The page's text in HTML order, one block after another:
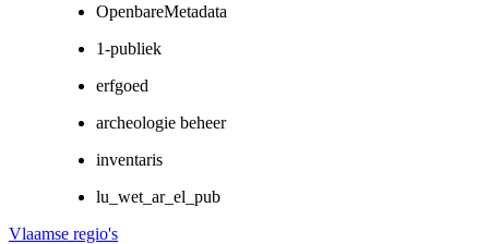
OpenbareMetadata
1-publiek
erfgoed
archeologie beheer
inventaris
lu_wet_ar_el_pub
Vlaamse regio's